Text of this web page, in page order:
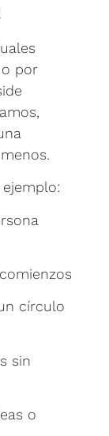
por
círculo
sin
o